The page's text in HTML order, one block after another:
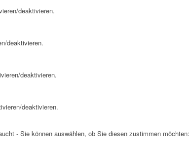
deaktivieren.
deaktivieren.
deaktivieren.
deaktivieren.
- Sie können auswählen, ob Sie diesen zustimmen möchten: